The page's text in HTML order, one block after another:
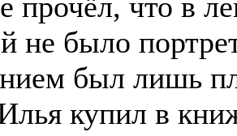
прочёл, что в
не было
был лишь
купил в